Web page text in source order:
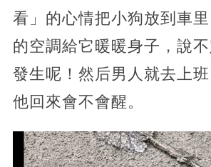
看」的心情把小狗放到車
的空調給它暖暖身子，說
發生呢！然后男人就去上
他回來會不會醒。